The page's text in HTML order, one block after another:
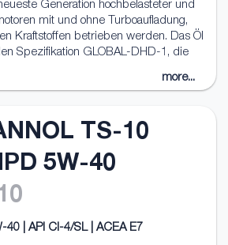
Generation hochbelasteter und
mit und ohne Turboaufladung,
Kraftstoffen betrieben werden. Das Öl
Spezifikation GLOBAL-DHD-1, die
more...
TS-10
5W-40
40 | API CI-4/SL | ACEA E7